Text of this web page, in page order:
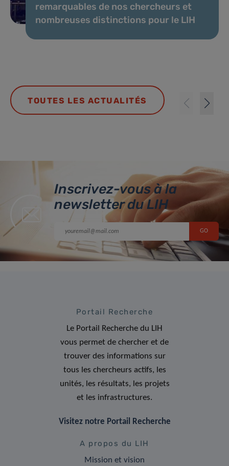
remarquables de nos chercheurs et
nombreuses distinctions pour le LIH
TOUTES LES ACTUALITÉS
Inscrivez-vous à la
newsletter du LIH
Portail Recherche
Le Portail Recherche du LIH
vous permet de chercher et de
trouver des informations sur
tous les chercheurs actifs, les
unités, les résultats, les projets
et les infrastructures.
Visitez notre Portail Recherche
A propos du LIH
Mission et vision